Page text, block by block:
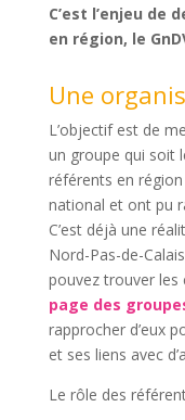
C’est l’enjeu de
en région, le
Une
L’objectif est de
un groupe qui soit
référents en
national et ont pu
C’est déjà une
Nord-Pas-de-
pouvez trouver
page des
rapprocher d’eux
et ses liens avec
Le rôle des